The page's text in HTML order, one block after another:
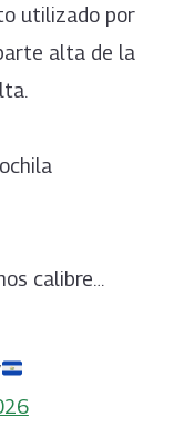
utilizado por
alta de la
calibre…